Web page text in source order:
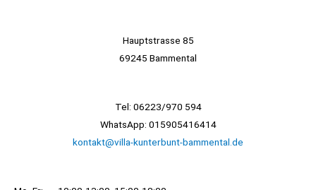
Hauptstrasse 85
69245 Bammental
Tel: 06223/970 594
WhatsApp: 015905416414
kontakt@villa-kunterbunt-bammental.de